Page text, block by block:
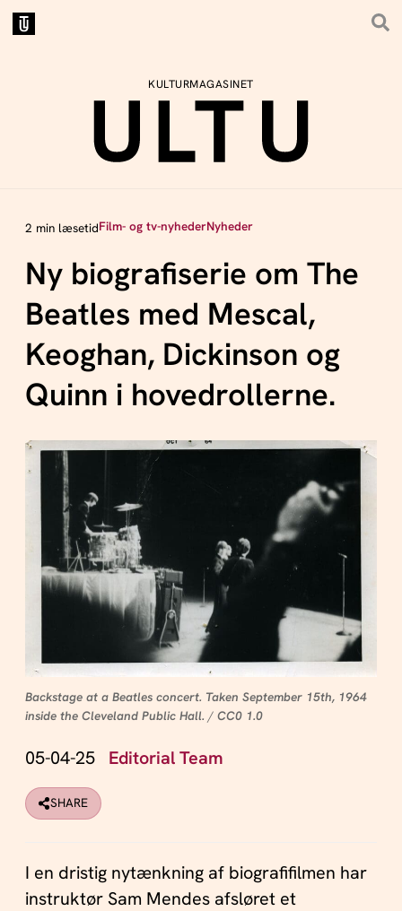
KULTURMAGASINET
2 min læsetidFilm- og tv-nyhederNyheder
Ny biografiserie om The
Beatles med Mescal,
Keoghan, Dickinson og
Quinn i hovedrollerne.
Backstage at a Beatles concert. Taken September 15th, 1964
inside the Cleveland Public Hall. / CC0 1.0
05-04-25 Editorial Team
SHARE
I en dristig nytænkning af biografifilmen har
instruktør Sam Mendes afsløret et